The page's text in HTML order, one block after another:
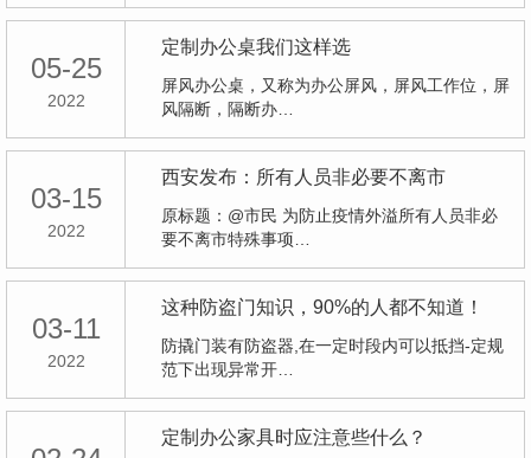
05-25
2022
定制办公桌我们这样选
屏风办公桌，又称为办公屏风，屏风工作位，屏
风隔断，隔断办…
03-15
2022
西安发布：所有人员非必要不离市
原标题：@市民 为防止疫情外溢所有人员非必
要不离市特殊事项…
03-11
2022
这种防盗门知识，90%的人都不知道！
防撬门装有防盗器,在一定时段内可以抵挡-定规
范下出现异常开…
定制办公家具时应注意些什么？